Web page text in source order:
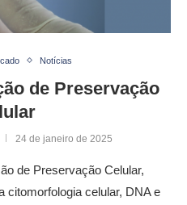
Notícias
de Preservação
24 de janeiro de 2025
de Preservação Celular,
citomorfologia celular, DNA e